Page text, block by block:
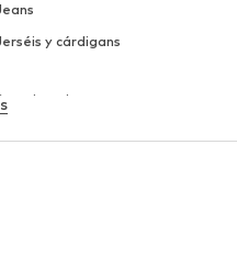
y cárdigans
interior